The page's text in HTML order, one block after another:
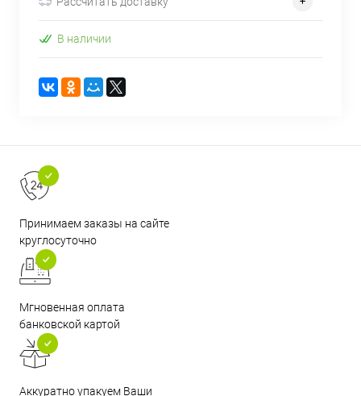
В наличии
Принимаем заказы на сайте
круглосуточно
Мгновенная оплата
банковской картой
Аккуратно упакуем Ваши